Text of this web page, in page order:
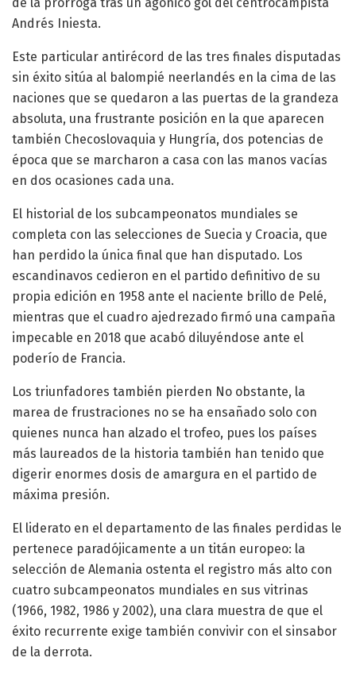
Andrés Iniesta.
Este particular antirécord de las tres finales disputadas
sin éxito sitúa al balompié neerlandés en la cima de las
naciones que se quedaron a las puertas de la grandeza
absoluta, una frustrante posición en la que aparecen
también Checoslovaquia y Hungría, dos potencias de
época que se marcharon a casa con las manos vacías
en dos ocasiones cada una.
El historial de los subcampeonatos mundiales se
completa con las selecciones de Suecia y Croacia, que
han perdido la única final que han disputado. Los
escandinavos cedieron en el partido definitivo de su
propia edición en 1958 ante el naciente brillo de Pelé,
mientras que el cuadro ajedrezado firmó una campaña
impecable en 2018 que acabó diluyéndose ante el
poderío de Francia.
Los triunfadores también pierden No obstante, la
marea de frustraciones no se ha ensañado solo con
quienes nunca han alzado el trofeo, pues los países
más laureados de la historia también han tenido que
digerir enormes dosis de amargura en el partido de
máxima presión.
El liderato en el departamento de las finales perdidas le
pertenece paradójicamente a un titán europeo: la
selección de Alemania ostenta el registro más alto con
cuatro subcampeonatos mundiales en sus vitrinas
(1966, 1982, 1986 y 2002), una clara muestra de que el
éxito recurrente exige también convivir con el sinsabor
de la derrota.